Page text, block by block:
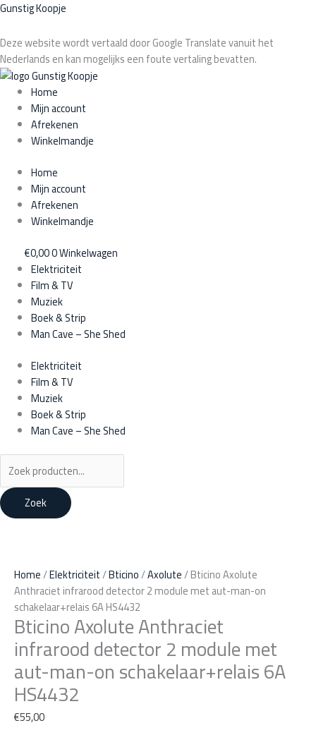
Ga
de
inhoud
Gunstig Koopje
Deze website wordt vertaald door Google Translate vanuit het
Nederlands en kan mogelijks een foute vertaling bevatten.
Home
Mijn account
Afrekenen
Winkelmandje
Home
Mijn account
Afrekenen
Winkelmandje
€0,000Winkelwagen
Elektriciteit
Film & TV
Muziek
Boek & Strip
Man Cave – She Shed
Elektriciteit
Film & TV
Muziek
Boek & Strip
Man Cave – She Shed
Producten
Zoek
Home/Elektriciteit/Bticino/Axolute/ Bticino Axolute
Anthraciet infrarood detector 2 module met aut-man-on
schakelaar+relais 6A HS4432
Bticino Axolute Anthraciet
infrarood detector 2 module met
aut-man-on schakelaar+relais 6A
HS4432
€55,00
Anthraciet
infrarood
detector
2
module
met
aut-
man-
on
schakelaar+relais
was:
€4,25.
is:
€3,75.
was:
€3,00.
is:
€2,50.